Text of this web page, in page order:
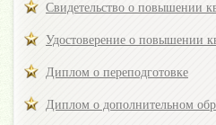
Свидетельство о повышении
Удостоверение о повышении
Диплом о переподготовке
Диплом о дополнительном